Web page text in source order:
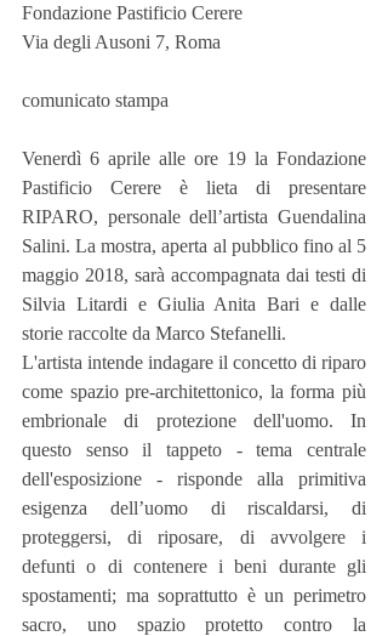
Fondazione Pastificio Cerere
Via degli Ausoni 7, Roma
comunicato stampa
Venerdì 6 aprile alle ore 19 la Fondazione
Pastificio Cerere è lieta di presentare
RIPARO, personale dell’artista Guendalina
Salini. La mostra, aperta al pubblico fino al 5
maggio 2018, sarà accompagnata dai testi di
Silvia Litardi e Giulia Anita Bari e dalle
storie raccolte da Marco Stefanelli.
L'artista intende indagare il concetto di riparo
come spazio pre-architettonico, la forma più
embrionale di protezione dell'uomo. In
questo senso il tappeto - tema centrale
dell'esposizione - risponde alla primitiva
esigenza dell’uomo di riscaldarsi, di
proteggersi, di riposare, di avvolgere i
defunti o di contenere i beni durante gli
spostamenti; ma soprattutto è un perimetro
sacro, uno spazio protetto contro la